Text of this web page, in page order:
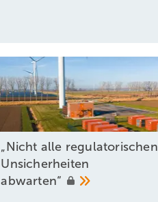
„Nicht alle regulatorischen
Unsicherheiten
abwarten“